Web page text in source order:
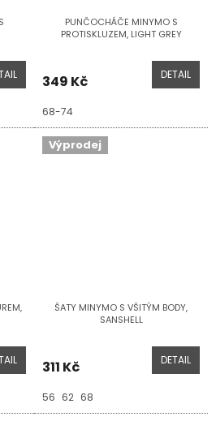
PUNČOCHÁČE MINYMO S
PROTISKLUZEM, LIGHT GREY
349 Kč DETAIL
68-74
Výprodej
ŠATY MINYMO S VŠITÝM BODY,
SANSHELL
311 Kč DETAIL
56 62 68